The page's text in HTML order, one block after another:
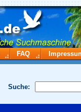
FAQ
Suche: